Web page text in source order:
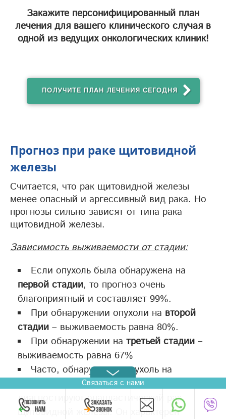
Закажите персонифицированный план
лечения для вашего клинического случая в
одной из ведущих онкологических клиник!
ПОЛУЧИТЕ ПЛАН ЛЕЧЕНИЯ СЕГОДНЯ
Прогноз при раке щитовидной
железы
Считается, что рак щитовидной железы
менее опасный и аргессивный вид рака. Но
прогнозы сильно зависят от типа рака
щитовидной железы.
Зависимость выживаемости от стадии:
Если опухоль была обнаружена на
первой стадии, то прогноз очень
благоприятный и составляет 99%.
При обнаружении опухоли на второй
стадии – выживаемость равна 80%.
При обнаружении на третьей стадии –
выживаемость равна 67%
Часто, обнаруживая опухоль на
четвертой стадииу больного
диагностируют анапластический рак
щитовидной железы. Он характерен
Связаться с нами